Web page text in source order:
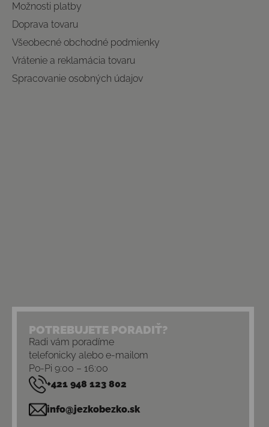
Možnosti platby
Doprava tovaru
Všeobecné obchodné podmienky
Vrátenie a reklamácia tovaru
Spracovanie osobných údajov
POTREBUJETE PORADIŤ?
Radi vám poradíme
telefonicky alebo e-mailom
Po-Pi 9:00 – 16:00
+421 948 123 802
info@jezkobezko.sk